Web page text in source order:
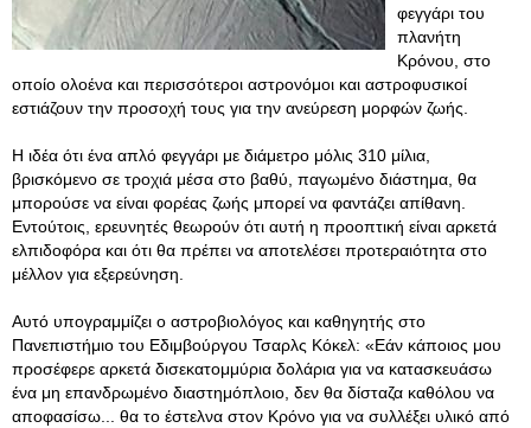
φεγγάρι του
πλανήτη
Κρόνου, στο
οποίο ολοένα και περισσότεροι αστρονόμοι και αστροφυσικοί
εστιάζουν την προσοχή τους για την ανεύρεση μορφών ζωής.
Η ιδέα ότι ένα απλό φεγγάρι με διάμετρο μόλις 310 μίλια,
βρισκόμενο σε τροχιά μέσα στο βαθύ, παγωμένο διάστημα, θα
μπορούσε να είναι φορέας ζωής μπορεί να φαντάζει απίθανη.
Εντούτοις, ερευνητές θεωρούν ότι αυτή η προοπτική είναι αρκετά
ελπιδοφόρα και ότι θα πρέπει να αποτελέσει προτεραιότητα στο
μέλλον για εξερεύνηση.
Αυτό υπογραμμίζει ο αστροβιολόγος και καθηγητής στο
Πανεπιστήμιο του Εδιμβούργου Τσαρλς Κόκελ: «Εάν κάποιος μου
προσέφερε αρκετά δισεκατομμύρια δολάρια για να κατασκευάσω
ένα μη επανδρωμένο διαστημόπλοιο, δεν θα δίσταζα καθόλου να
αποφασίσω... θα το έστελνα στον Κρόνο για να συλλέξει υλικό από